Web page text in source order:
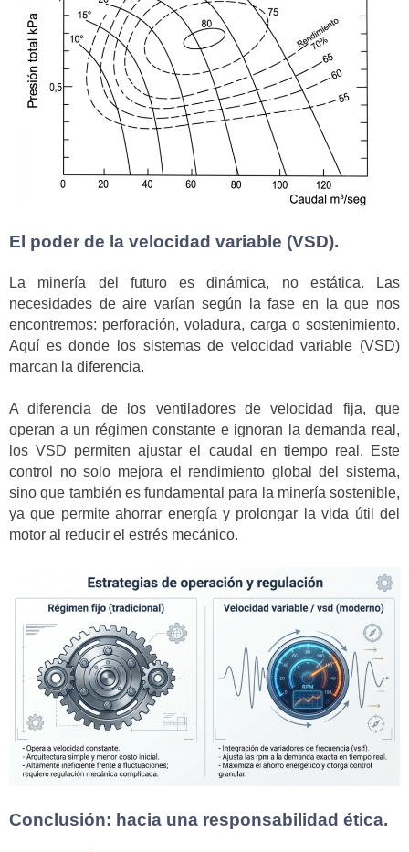
El poder de la velocidad variable (VSD).
La minería del futuro es dinámica, no estática. Las
necesidades de aire varían según la fase en la que nos
encontremos: perforación, voladura, carga o sostenimiento.
Aquí es donde los sistemas de velocidad variable (VSD)
marcan la diferencia.
A diferencia de los ventiladores de velocidad fija, que
operan a un régimen constante e ignoran la demanda real,
los VSD permiten ajustar el caudal en tiempo real. Este
control no solo mejora el rendimiento global del sistema,
sino que también es fundamental para la minería sostenible,
ya que permite ahorrar energía y prolongar la vida útil del
motor al reducir el estrés mecánico.
Conclusión: hacia una responsabilidad ética.